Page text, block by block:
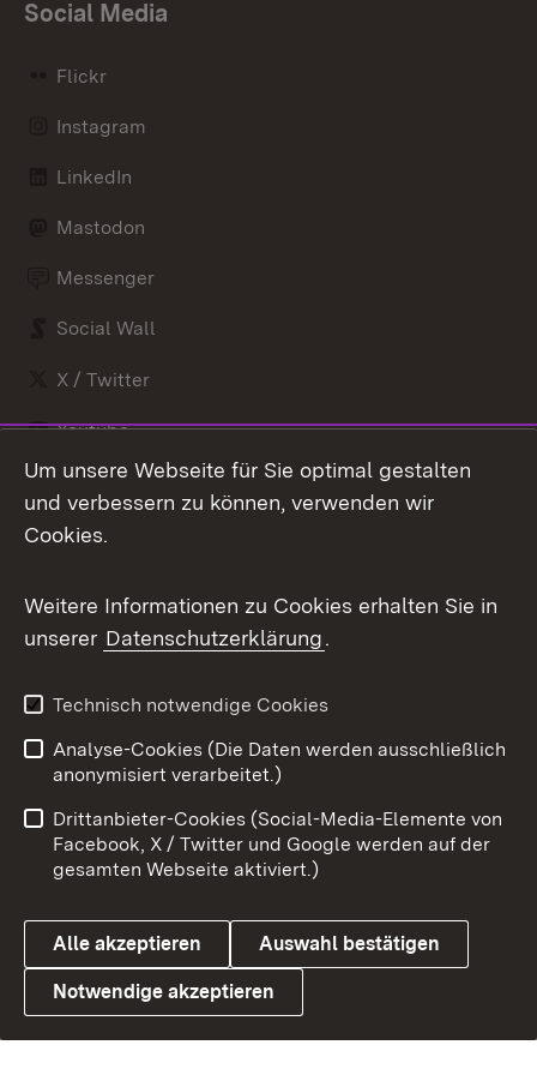
Social Media
Flickr
Instagram
LinkedIn
Mastodon
Messenger
Social Wall
X / Twitter
Youtube
Link zum Landesportal
Impressum
Datenschutz
Cookies
Um unsere Webseite für Sie optimal gestalten
und verbessern zu können, verwenden wir
Cookies.
Weitere Informationen zu Cookies erhalten Sie in
unserer Datenschutzerklärung.
Technisch notwendige Cookies
Analyse-Cookies (Die Daten werden ausschließlich
anonymisiert verarbeitet.)
Drittanbieter-Cookies (Social-Media-Elemente von
Facebook, X / Twitter und Google werden auf der
gesamten Webseite aktiviert.)
Alle akzeptieren Auswahl bestätigen
Notwendige akzeptieren